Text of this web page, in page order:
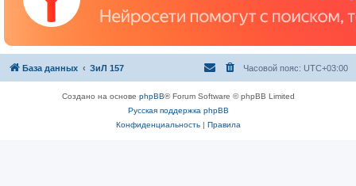
База данных ЗиЛ 157 Часовой пояс: UTC+03:00
Создано на основе phpBB® Forum Software © phpBB Limited
Русская поддержка phpBB
Конфиденциальность| Правила